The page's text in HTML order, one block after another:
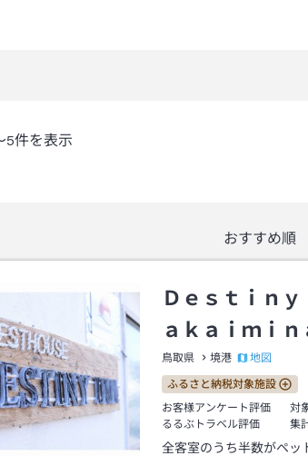
5件を表示
おすすめ順
Ｄｅｓｔｉｎ
ａｋａｉｍｉｎ
鳥取県 境港 地図
ふるさと納税対象施設
お客様アンケート評価
対
るるぶトラベル評価
集
全客室のうち半数がペッ